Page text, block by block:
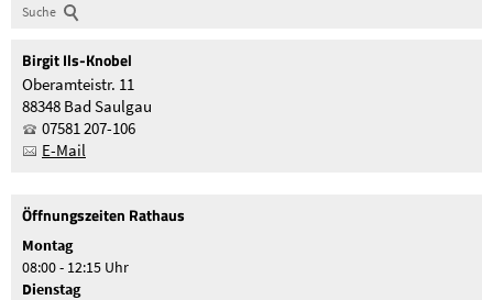
Suche
BirgitIls-Knobel
Oberamteistr. 11
88348 Bad Saulgau
07581 207-106
E-Mail
Öffnungszeiten Rathaus
Montag
08:00 - 12:15 Uhr
Dienstag